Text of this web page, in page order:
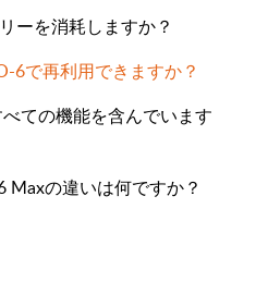
ーを消耗しますか？
6で再利用できますか？
ての機能を含んでいます
Maxの違いは何ですか？